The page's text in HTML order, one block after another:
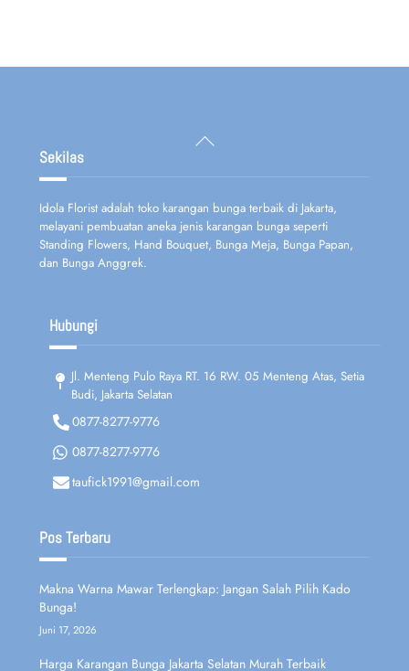
Back
To
Sekilas
Idola Florist adalah toko karangan bunga terbaik di Jakarta,
melayani pembuatan aneka jenis karangan bunga seperti
Standing Flowers, Hand Bouquet, Bunga Meja, Bunga Papan,
dan Bunga Anggrek.
Hubungi
Jl. Menteng Pulo Raya RT. 16 RW. 05 Menteng Atas, Setia
Budi, Jakarta Selatan
0877-8277-9776
0877-8277-9776
taufick1991@gmail.com
Pos Terbaru
Makna Warna Mawar Terlengkap: Jangan Salah Pilih Kado
Bunga!
Juni 17, 2026
Harga Karangan Bunga Jakarta Selatan Murah Terbaik